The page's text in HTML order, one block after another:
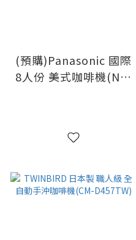
(預購)Panasonic 國際
8人份 美式咖啡機(NC-